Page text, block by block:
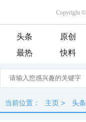
头条 原创
最热
快料
当前位置： 主页 > 头条